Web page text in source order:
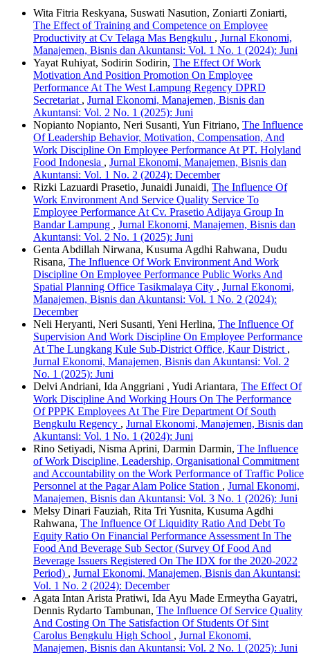
Wita Fitria Reskyana, Suswati Nasution, Zoniarti Zoniarti,
The Effect of Training and Competence on Employee
Productivity at Cv Telaga Mas Bengkulu , Jurnal Ekonomi,
Manajemen, Bisnis dan Akuntansi: Vol. 1 No. 1 (2024): Juni
Yayat Ruhiyat, Sodirin Sodirin, The Effect Of Work
Motivation And Position Promotion On Employee
Performance At The West Lampung Regency DPRD
Secretariat , Jurnal Ekonomi, Manajemen, Bisnis dan
Akuntansi: Vol. 2 No. 1 (2025): Juni
Nopianto Nopianto, Neri Susanti, Yun Fitriano, The Influence
Of Leadership Behavior, Motivation, Compensation, And
Work Discipline On Employee Performance At PT. Holyland
Food Indonesia , Jurnal Ekonomi, Manajemen, Bisnis dan
Akuntansi: Vol. 1 No. 2 (2024): December
Rizki Lazuardi Prasetio, Junaidi Junaidi, The Influence Of
Work Environment And Service Quality Service To
Employee Performance At Cv. Prasetio Adijaya Group In
Bandar Lampung , Jurnal Ekonomi, Manajemen, Bisnis dan
Akuntansi: Vol. 2 No. 1 (2025): Juni
Genta Abdillah Nirwana, Kusuma Agdhi Rahwana, Dudu
Risana, The Influence Of Work Environment And Work
Discipline On Employee Performance Public Works And
Spatial Planning Office Tasikmalaya City , Jurnal Ekonomi,
Manajemen, Bisnis dan Akuntansi: Vol. 1 No. 2 (2024):
December
Neli Heryanti, Neri Susanti, Yeni Herlina, The Influence Of
Supervision And Work Discipline On Employee Performance
At The Lungkang Kule Sub-District Office, Kaur District ,
Jurnal Ekonomi, Manajemen, Bisnis dan Akuntansi: Vol. 2
No. 1 (2025): Juni
Delvi Andriani, Ida Anggriani , Yudi Ariantara, The Effect Of
Work Discipline And Working Hours On The Performance
Of PPPK Employees At The Fire Department Of South
Bengkulu Regency , Jurnal Ekonomi, Manajemen, Bisnis dan
Akuntansi: Vol. 1 No. 1 (2024): Juni
Rino Setiyadi, Nisma Aprini, Darmin Darmin, The Influence
of Work Discipline, Leadership, Organisational Commitment
and Accountability on the Work Performance of Traffic Police
Personnel at the Pagar Alam Police Station , Jurnal Ekonomi,
Manajemen, Bisnis dan Akuntansi: Vol. 3 No. 1 (2026): Juni
Melsy Dinari Fauziah, Rita Tri Yusnita, Kusuma Agdhi
Rahwana, The Influence Of Liquidity Ratio And Debt To
Equity Ratio On Financial Performance Assessment In The
Food And Beverage Sub Sector (Survey Of Food And
Beverage Issuers Registered On The IDX for the 2020-2022
Period) , Jurnal Ekonomi, Manajemen, Bisnis dan Akuntansi:
Vol. 1 No. 2 (2024): December
Agata Intan Arista Pratiwi, Ida Ayu Made Ermeytha Gayatri,
Dennis Rydarto Tambunan, The Influence Of Service Quality
And Costing On The Satisfaction Of Students Of Sint
Carolus Bengkulu High School , Jurnal Ekonomi,
Manajemen, Bisnis dan Akuntansi: Vol. 2 No. 1 (2025): Juni